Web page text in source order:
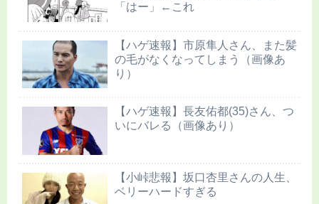
「はー」←これ
【ハゲ速報】市原隼人さん、また髪
の毛がなくなってしまう（画像あ
り）
【ハゲ速報】長友佑都(35)さん、つ
いにバレる（画像あり）
【小峠悲報】坂口杏里さんの人生、
ベリーハードすぎる